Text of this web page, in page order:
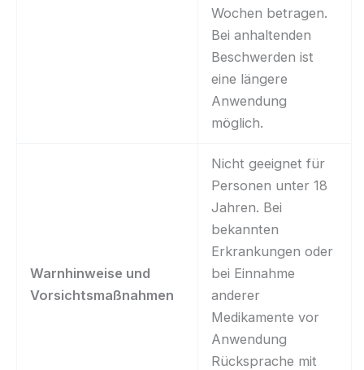
Wochen betragen.
Bei anhaltenden
Beschwerden ist
eine längere
Anwendung
möglich.
Warnhinweise und
Vorsichtsmaßnahmen
Nicht geeignet für
Personen unter 18
Jahren. Bei
bekannten
Erkrankungen oder
bei Einnahme
anderer
Medikamente vor
Anwendung
Rücksprache mit